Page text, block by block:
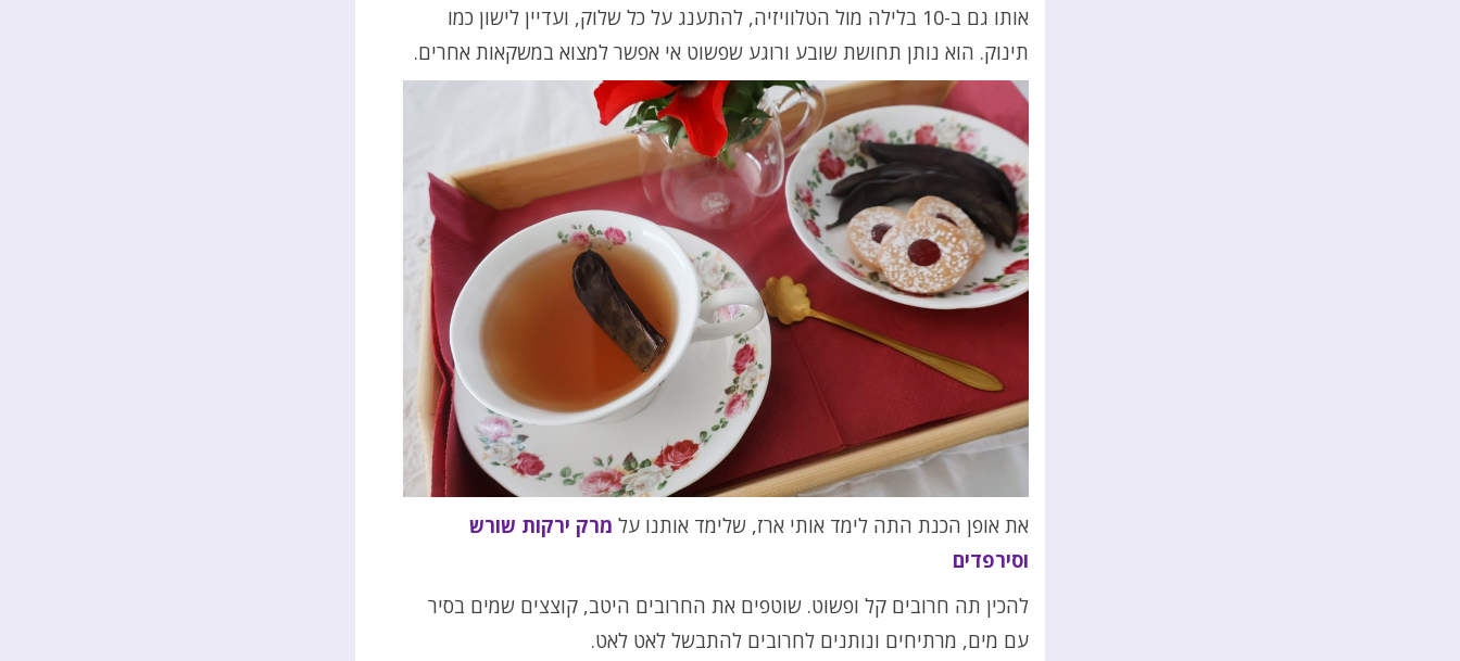
אותו גם ב-10 בלילה מול הטלוויזיה, להתענג על כל שלוק, ועדיין לישון כמו
תינוק. הוא נותן תחושת שובע ורוגע שפשוט אי אפשר למצוא במשקאות אחרים.
את אופן הכנת התה לימד אותי ארז, שלימד אותנו על מרק ירקות שורש
וסירפדים
להכין תה חרובים קל ופשוט. שוטפים את החרובים היטב, קוצצים שמים בסיר
עם מים, מרתיחים ונותנים לחרובים להתבשל לאט לאט.